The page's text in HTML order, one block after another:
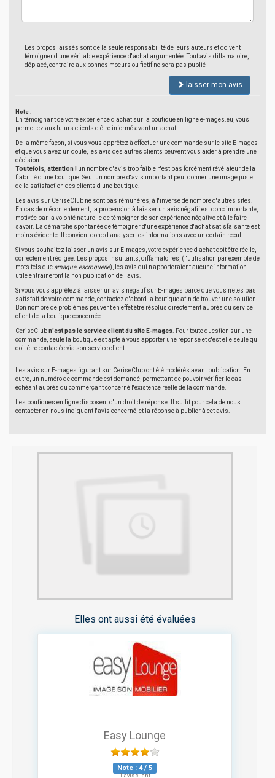
Les propos laissés sont de la seule responsabilité de leurs auteurs et doivent
témoigner d'une véritable expérience d'achat argumentée. Tout avis diffamatoire,
déplacé, contraire aux bonnes moeurs ou fictif ne sera pas publié
laisser mon avis
Note :
En témoignant de votre expérience d'achat sur la boutique en ligne e-mages.eu, vous
permettez aux futurs clients d'être informé avant un achat.
De la même façon, si vous vous apprêtez à effectuer une commande sur le site E-mages
et que vous avez un doute, les avis des autres clients peuvent vous aider à prendre une
décision.
Toutefois, attention ! un nombre d'avis trop faible n'est pas forcément révélateur de la
fiabilité d'une boutique. Seul un nombre d'avis important peut donner une image juste
de la satisfaction des clients d'une boutique.
Les avis sur CeriseClub ne sont pas rémunérés, à l'inverse de nombre d'autres sites.
En cas de mécontentement, la propension à laisser un avis négatif est donc importante,
motivée par la volonté naturelle de témoigner de son expérience négative et à le faire
savoir. La démarche spontanée de témoigner d'une expérience d'achat satisfaisante est
moins évidente. Il convient donc d'analyser les informations avec un certain recul.
Si vous souhaitez laisser un avis sur E-mages, votre expérience d'achat doit être réelle,
correctement rédigée. Les propos insultants, diffamatoires, (l'utilisation par exemple de
mots tels que arnaque, escroquerie), les avis qui n'apporteraient aucune information
utile entraîneront la non publication de l'avis.
Si vous vous apprêtez à laisser un avis négatif sur E-mages parce que vous n'êtes pas
satisfait de votre commande, contactez d'abord la boutique afin de trouver une solution.
Bon nombre de problèmes peuvent en effet être résolus directement auprès du service
client de la boutique concernée.
CeriseClubn'est pas le service client du site E-mages . Pour toute question sur une
commande, seule la boutique est apte à vous apporter une réponse et c'est elle seule qui
doit être contactée via son service client.
Les avis sur E-mages figurant sur CeriseClub ont été modérés avant publication. En
outre, un numéro de commande est demandé, permettant de pouvoir vérifier le cas
échéant auprès du commerçant concerné l'existence réelle de la commande.
Les boutiques en ligne disposent d'un droit de réponse. Il suffit pour cela de nous
contacter en nous indiquant l'avis concerné, et la réponse à publier à cet avis.
Elles ont aussi été évaluées
Easy Lounge
Note : 4/ 5
1 avis client